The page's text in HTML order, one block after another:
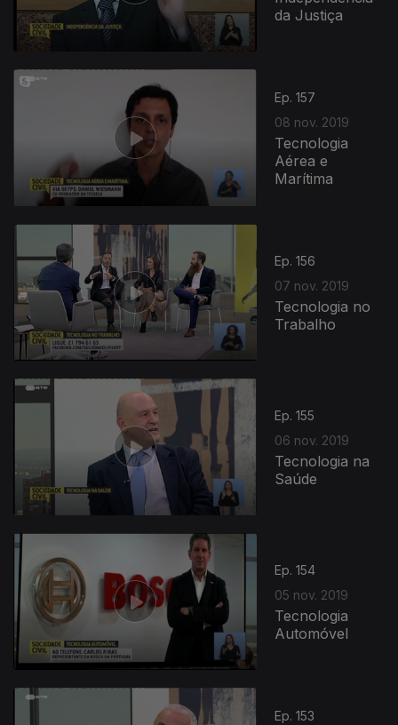
da Justiça
Ep. 157
08 nov. 2019
Tecnologia
Aérea e
Marítima
Ep. 156
07 nov. 2019
Tecnologia no
Trabalho
Ep. 155
06 nov. 2019
Tecnologia na
Saúde
Ep. 154
05 nov. 2019
Tecnologia
Automóvel
Ep. 153
436534